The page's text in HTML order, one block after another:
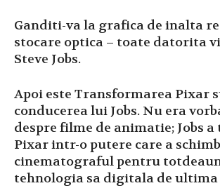
Ganditi-va la grafica de inalta
stocare optica – toate datorita
Steve Jobs.
Apoi este Transformarea Pixar
conducerea lui Jobs. Nu era
despre filme de animatie; Jobs
Pixar intr-o putere care a
cinematograful pentru
tehnologia sa digitala de ultima